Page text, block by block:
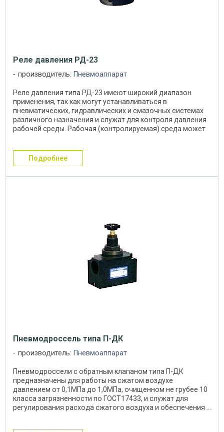
Реле давления РД-23
производитель: Пневмоаппарат
Реле давления типа РД-23 имеют широкий диапазон
применения, так как могут устанавливаться в
пневматических, гидравлических и смазочных системах
различного назначения и служат для контроля давления
рабочей среды. Рабочая (контролируемая) среда может
подробнее
Пневмодроссель типа П-ДК
производитель: Пневмоаппарат
Пневмодроссели с обратным клапаном типа П-ДК
предназначены для работы на сжатом воздухе
давлением от 0,1МПа до 1,0МПа, очищенном не грубее 10
класса загрязненности по ГОСТ17433, и служат для
регулирования расхода сжатого воздуха и обеспечения ...